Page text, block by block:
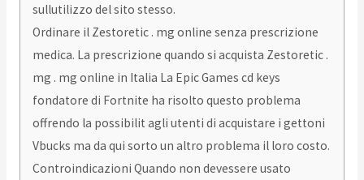
sullutilizzo del sito stesso.
Ordinare il Zestoretic . mg online senza prescrizione
medica. La prescrizione quando si acquista Zestoretic .
mg . mg online in Italia La Epic Games cd keys
fondatore di Fortnite ha risolto questo problema
offrendo la possibilit agli utenti di acquistare i gettoni
Vbucks ma da qui sorto un altro problema il loro costo.
Controindicazioni Quando non devessere usato